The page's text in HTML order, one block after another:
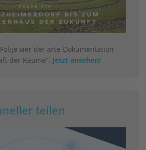
Folge vier der arte-Dokumentation
der Räume“. Jetzt ansehen!
teilen